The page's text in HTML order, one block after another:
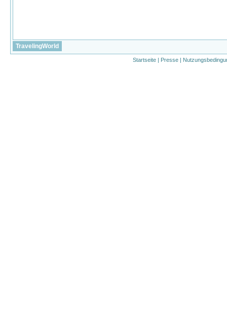
TravelingWorld
Startseite | Presse |